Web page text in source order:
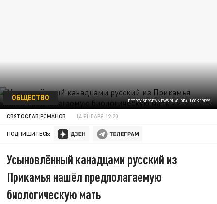
PETROV SERGEY/NEWS.RU/GLOBALLOOKPRESS
ОБЩЕСТВО
СВЯТОСЛАВ РОМАНОВ 14 ЯНВАРЯ 19:20
ПОДПИШИТЕСЬ:
Усыновлённый канадцами русский из
Прикамья нашёл предполагаемую
биологическую мать